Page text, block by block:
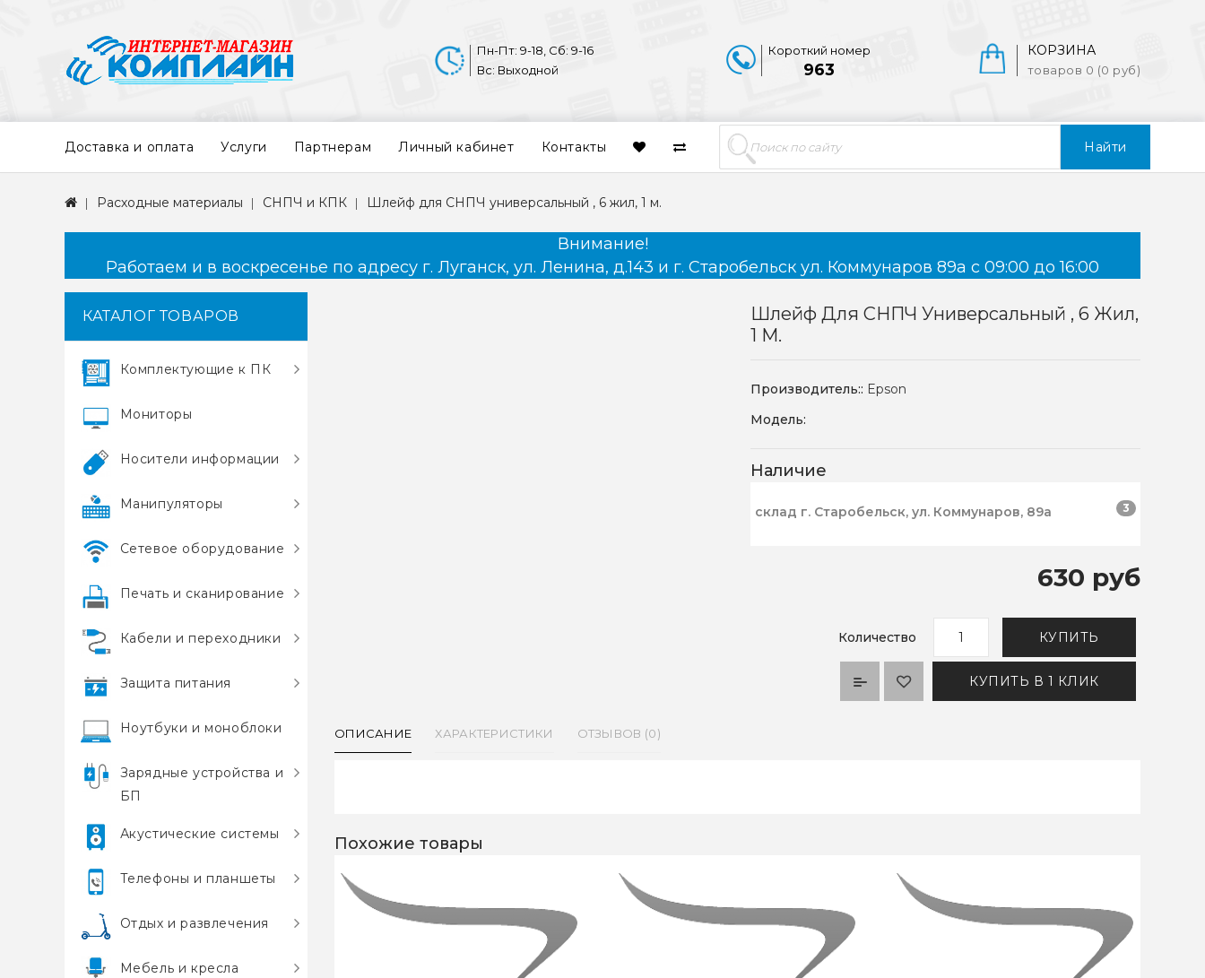
Найти
КОРЗИНА
товаров 0 (0 руб)
Короткий номер
963
Пн-Пт: 9-18, Сб: 9-16
Вс: Выходной
Доставка и оплата Услуги Партнерам Личный кабинет Контакты
Расходные материалы СНПЧ и КПК Шлейф для СНПЧ универсальный , 6 жил, 1 м.
Внимание!
Работаем и в воскресенье по адресу г. Луганск, ул. Ленина, д.143 и г. Старобельск ул. Коммунаров 89а с 09:00 до 16:00
КАТАЛОГ ТОВАРОВ
Комплектующие к ПК
Мониторы
Носители информации
Манипуляторы
Сетевое оборудование
Печать и сканирование
Кабели и переходники
Защита питания
Ноутбуки и моноблоки
Зарядные устройства и
БП
Акустические системы
Телефоны и планшеты
Отдых и развлечения
Мебель и кресла
Шлейф Для СНПЧ Универсальный , 6 Жил,
1 М.
Производитель:: Epson
Модель:
Наличие
склад г. Старобельск, ул. Коммунаров, 89а 3
630 руб
Количество КУПИТЬ
КУПИТЬ В 1 КЛИК
ОПИСАНИЕ ХАРАКТЕРИСТИКИ ОТЗЫВОВ (0)
Похожие товары